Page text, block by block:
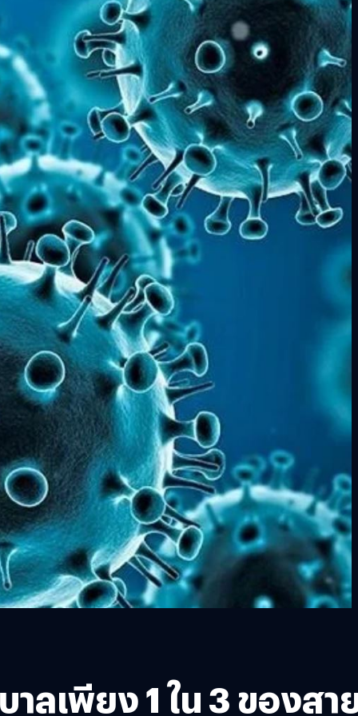
ลเพียง 1 ใน 3 ของสา